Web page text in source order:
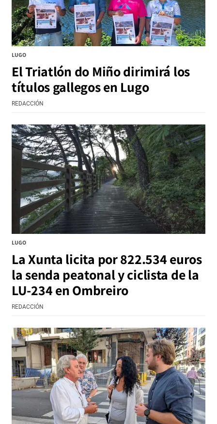
LUGO
El Triatlón do Miño dirimirá los
títulos gallegos en Lugo
REDACCIÓN
LUGO
La Xunta licita por 822.534 euros
la senda peatonal y ciclista de la
LU-234 en Ombreiro
REDACCIÓN